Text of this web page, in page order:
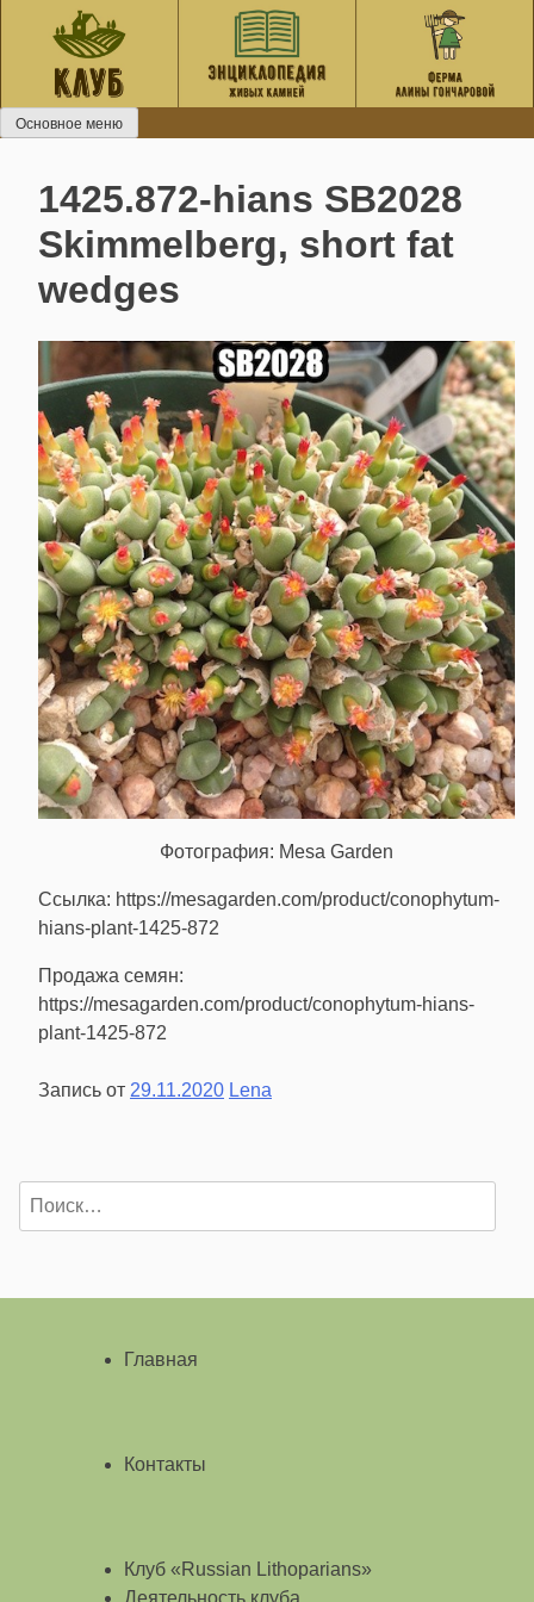
содержанию
Основное меню
1425.872-hians SB2028
Skimmelberg, short fat
wedges
Фотография: Mesa Garden
Ссылка: https://mesagarden.com/product/conophytum-
hians-plant-1425-872
Продажа семян:
https://mesagarden.com/product/conophytum-hians-
plant-1425-872
Запись от 29.11.2020 Lena
Найти:
Главная
Контакты
Клуб «Russian Lithoparians»
Деятельность клуба